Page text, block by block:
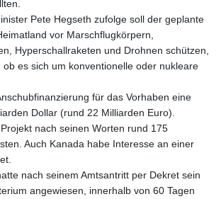
Pete Hegseth zufolge soll der geplante
vor Marschflugkörpern,
Hyperschallraketen und Drohnen schützen,
ob es sich um konventionelle oder nukleare
für das Vorhaben eine
Dollar (rund 22 Milliarden Euro).
nach seinen Worten rund 175
Auch Kanada habe Interesse an einer
nach seinem Amtsantritt per Dekret sein
angewiesen, innerhalb von 60 Tagen